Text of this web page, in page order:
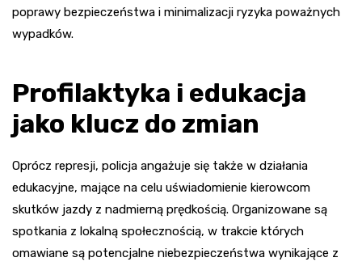
poprawy bezpieczeństwa i minimalizacji ryzyka poważnych
wypadków.
Profilaktyka i edukacja
jako klucz do zmian
Oprócz represji, policja angażuje się także w działania
edukacyjne, mające na celu uświadomienie kierowcom
skutków jazdy z nadmierną prędkością. Organizowane są
spotkania z lokalną społecznością, w trakcie których
omawiane są potencjalne niebezpieczeństwa wynikające z